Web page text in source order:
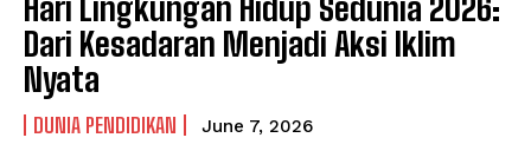
Hari Lingkungan Hidup Sedunia 2026:
Dari Kesadaran Menjadi Aksi Iklim
Nyata
DUNIA PENDIDIKAN June 7, 2026